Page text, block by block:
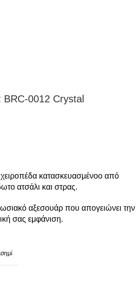
BRC-0012 Crystal
χειροπέδα κατασκευασμένοo από
ατσάλι και στρας.
αξεσουάρ που απογειώνει την
σας εμφάνιση.